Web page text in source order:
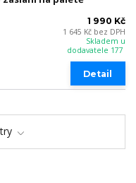
1 990 Kč
1 645 Kč bez DPH
Skladem u
dodavatele 177
Detail